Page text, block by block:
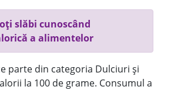
slăbi cunoscând
a alimentelor
parte din categoria Dulciuri și
la 100 de grame. Consumul a